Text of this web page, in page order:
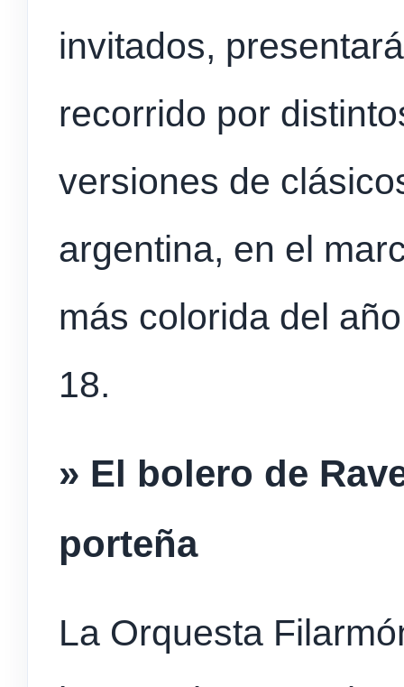
invitados,
recorrido por
versiones de
argentina, en el
más colorida del
18.
» El bolero de
porteña
La Orquesta